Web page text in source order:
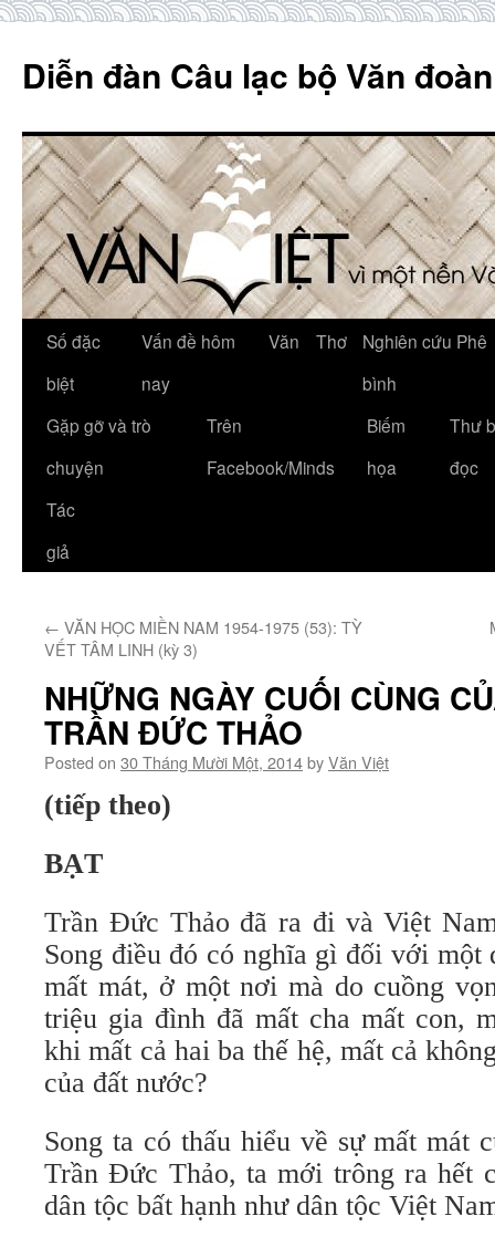
content
Diễn đàn Câu lạc bộ Văn
Số đặc
biệt
Vấn đề hôm
nay
Văn Thơ
Nghiên cứu Phê
bình
Gặp gỡ và trò
chuyện
Trên
Facebook/Minds
Biếm
họa
Thư
đọc
Tác
giả
← VĂN HỌC MIỀN NAM 1954-1975 (53): TỲ
VẾT TÂM LINH (kỳ 3)
NHỮNG NGÀY CUỐI CÙNG
TRẦN ĐỨC THẢO
Posted on 30 Tháng Mười Một, 2014byVăn Việt
(tiếp theo)
BẠT
Trần Đức Thảo đã ra đi và Việt
Song điều đó có nghĩa gì đối với một
mất mát, ở một nơi mà do cuồng
triệu gia đình đã mất cha mất con,
khi mất cả hai ba thế hệ, mất cả
của đất nước?
Song ta có thấu hiểu về sự mất mát
Trần Đức Thảo, ta mới trông ra hết
dân tộc bất hạnh như dân tộc Việt